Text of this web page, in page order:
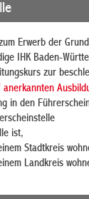
Erwerb der
IHK Baden-
zur
anerkannten
in den
ist,
Stadtkreis
Landkreis